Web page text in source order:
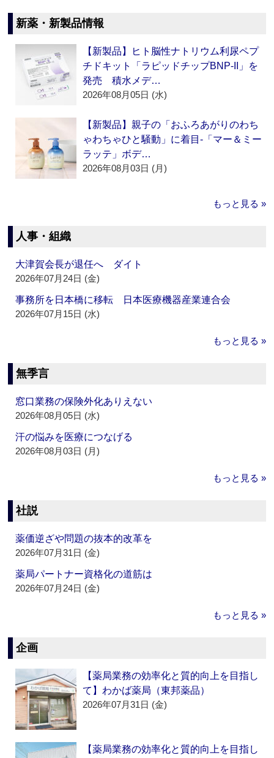
新薬・新製品情報
【新製品】ヒト脳性ナトリウム利尿ペプ
チドキット「ラピッドチップBNP-II」を
発売 積水メデ…
2026年08月05日 (水)
【新製品】親子の「おふろあがりのわち
ゃわちゃひと騒動」に着目‐「マー＆ミー
ラッテ」ボデ…
2026年08月03日 (月)
もっと見る »
人事・組織
大津賀会長が退任へ ダイト
2026年07月24日 (金)
事務所を日本橋に移転 日本医療機器産業連合会
2026年07月15日 (水)
もっと見る »
無季言
窓口業務の保険外化ありえない
2026年08月05日 (水)
汗の悩みを医療につなげる
2026年08月03日 (月)
もっと見る »
社説
薬価逆ざや問題の抜本的改革を
2026年07月31日 (金)
薬局パートナー資格化の道筋は
2026年07月24日 (金)
もっと見る »
企画
【薬局業務の効率化と質的向上を目指し
て】わかば薬局（東邦薬品）
2026年07月31日 (金)
【薬局業務の効率化と質的向上を目指し